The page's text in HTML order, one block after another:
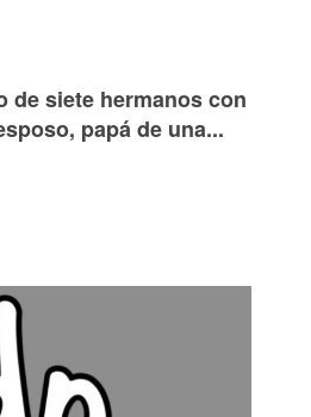
de siete hermanos con
papá de una...